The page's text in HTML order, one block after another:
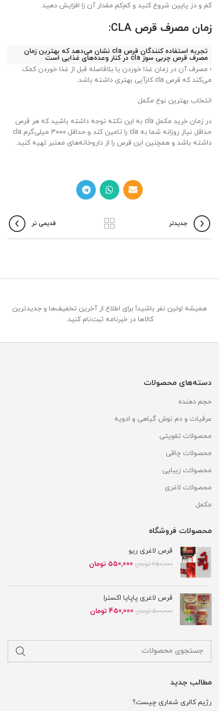
کم و دز پایین شروع کنید و کم‌کم مقدار آن زا افزایش دهید.
زمان مصرف قرص CLA:
تجربه استفاده کنندگان قرص cla نشان می‌دهد که بهترین زمان
مصرف قرص چربی سوز cla در کنار وعده‌های غذایی است
؛ مصرف آن در زمان غذا خوردن یا بلافاصله قبل از غذا خوردن کمک
می‌کند که قرص cla کارآیی بهتری داشته باشد.
انتخاب بهترین نوع مکمل:
در زمان خرید مکمل cla به این نکته توجه داشته باشید که هر قرص
حداقل نیاز روزانه شما به cla را تامین کند و حداقل ۳۰۰۰ میلی‌گرم cla
داشته باشد و همچنین این قرص را از داروخانه‌های معتبر تهیه کنید.
جدیدتر قدیمی تر
همیشه اولین نفر باشید! برای اطلاع از آخرین تخفیف‌ها و جدیدترین
کالاها در خبرنامه ثبت‌نام کنید.
دسته‌های محصولات
حجم دهنده
عرقیات و دم نوش گیاهی و ادویه
محصولات تقویتی
محصولات چاقی
محصولات زیبایی
محصولات لاغری
مکمل
محصولات فروشگاه
قرص لاغری ریو
650,000 تومان قیمت
550,000 تومان
قرص لاغری پاپایا اکسترا
500,000 تومان قیمت
بود.
450,000 تومان
است.
مطالب جدید
رژیم کالری شماری چیست؟